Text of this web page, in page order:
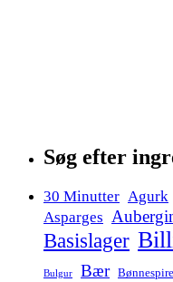
Søg efter
30 Minutter Agurk
Asparges
Basislager
Bulgur Bær